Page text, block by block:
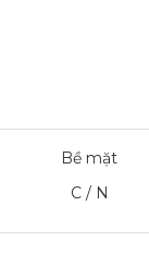
Bề mặt
C / N